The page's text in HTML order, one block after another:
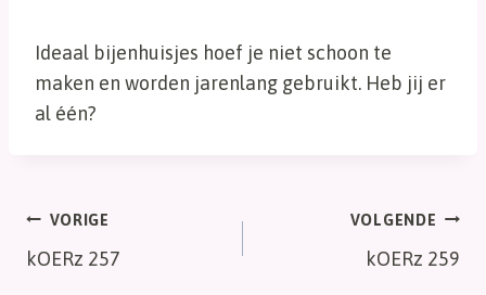
Ideaal bijenhuisjes hoef je niet schoon te
maken en worden jarenlang gebruikt. Heb jij er
al één?
Bericht
navigatie
VORIGE
kOERz 257
VOLGENDE
kOERz 259